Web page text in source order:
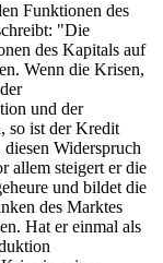
Funktionen des
"Die
des Kapitals auf
Wenn die Krisen,
und der
so ist der Kredit
Widerspruch
allem steigert er die
und bildet die
des Marktes
Hat er einmal als